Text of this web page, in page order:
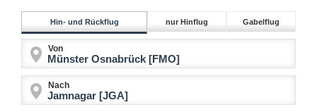
Hin- und Rückflug nur Hinflug Gabelflug
Von
Nach